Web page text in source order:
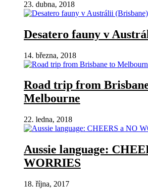
23. dubna, 2018
Desatero fauny v
14. března, 2018
Road trip from
Melbourne
22. ledna, 2018
Aussie language:
WORRIES
18. října, 2017